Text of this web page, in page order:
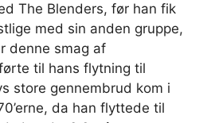
The Blenders, før han fik
med sin anden gruppe,
denne smag af
til hans flytning til
store gennembrud kom i
da han flyttede til